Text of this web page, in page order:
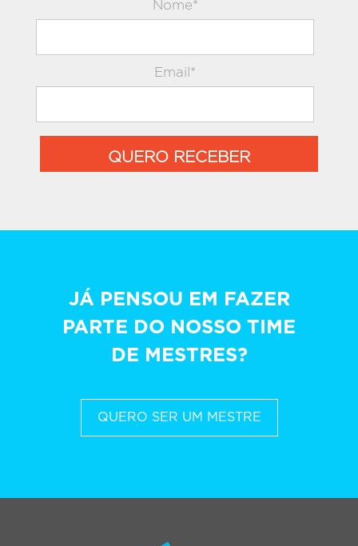
Nome*
Email*
QUERO RECEBER
JÁ PENSOU EM FAZER
PARTE DO NOSSO TIME
DE MESTRES?
QUERO SER UM MESTRE